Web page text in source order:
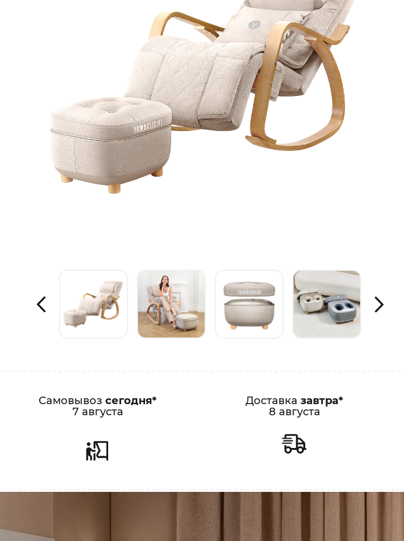
Самовывоз сегодня*
7 августа
Доставказавтра*
8 августа